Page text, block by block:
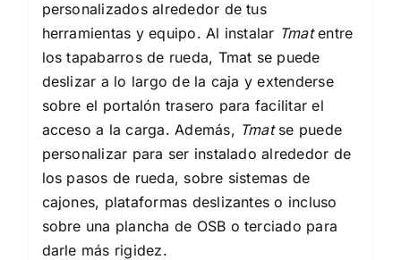
personalizados alrededor de tus
herramientas y equipo. Al instalar Tmatentre
los tapabarros de rueda, Tmat se puede
deslizar a lo largo de la caja y extenderse
sobre el portalón trasero para facilitar el
acceso a la carga. Además, Tmatse puede
personalizar para ser instalado alrededor de
los pasos de rueda, sobre sistemas de
cajones, plataformas deslizantes o incluso
sobre una plancha de OSB o terciado para
darle más rigidez.